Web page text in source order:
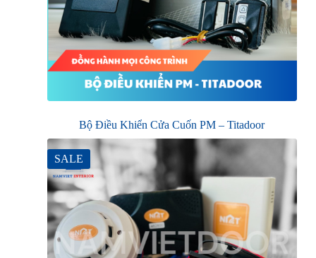
Bộ Điều Khiển Cửa Cuốn PM – Titadoor
SALE